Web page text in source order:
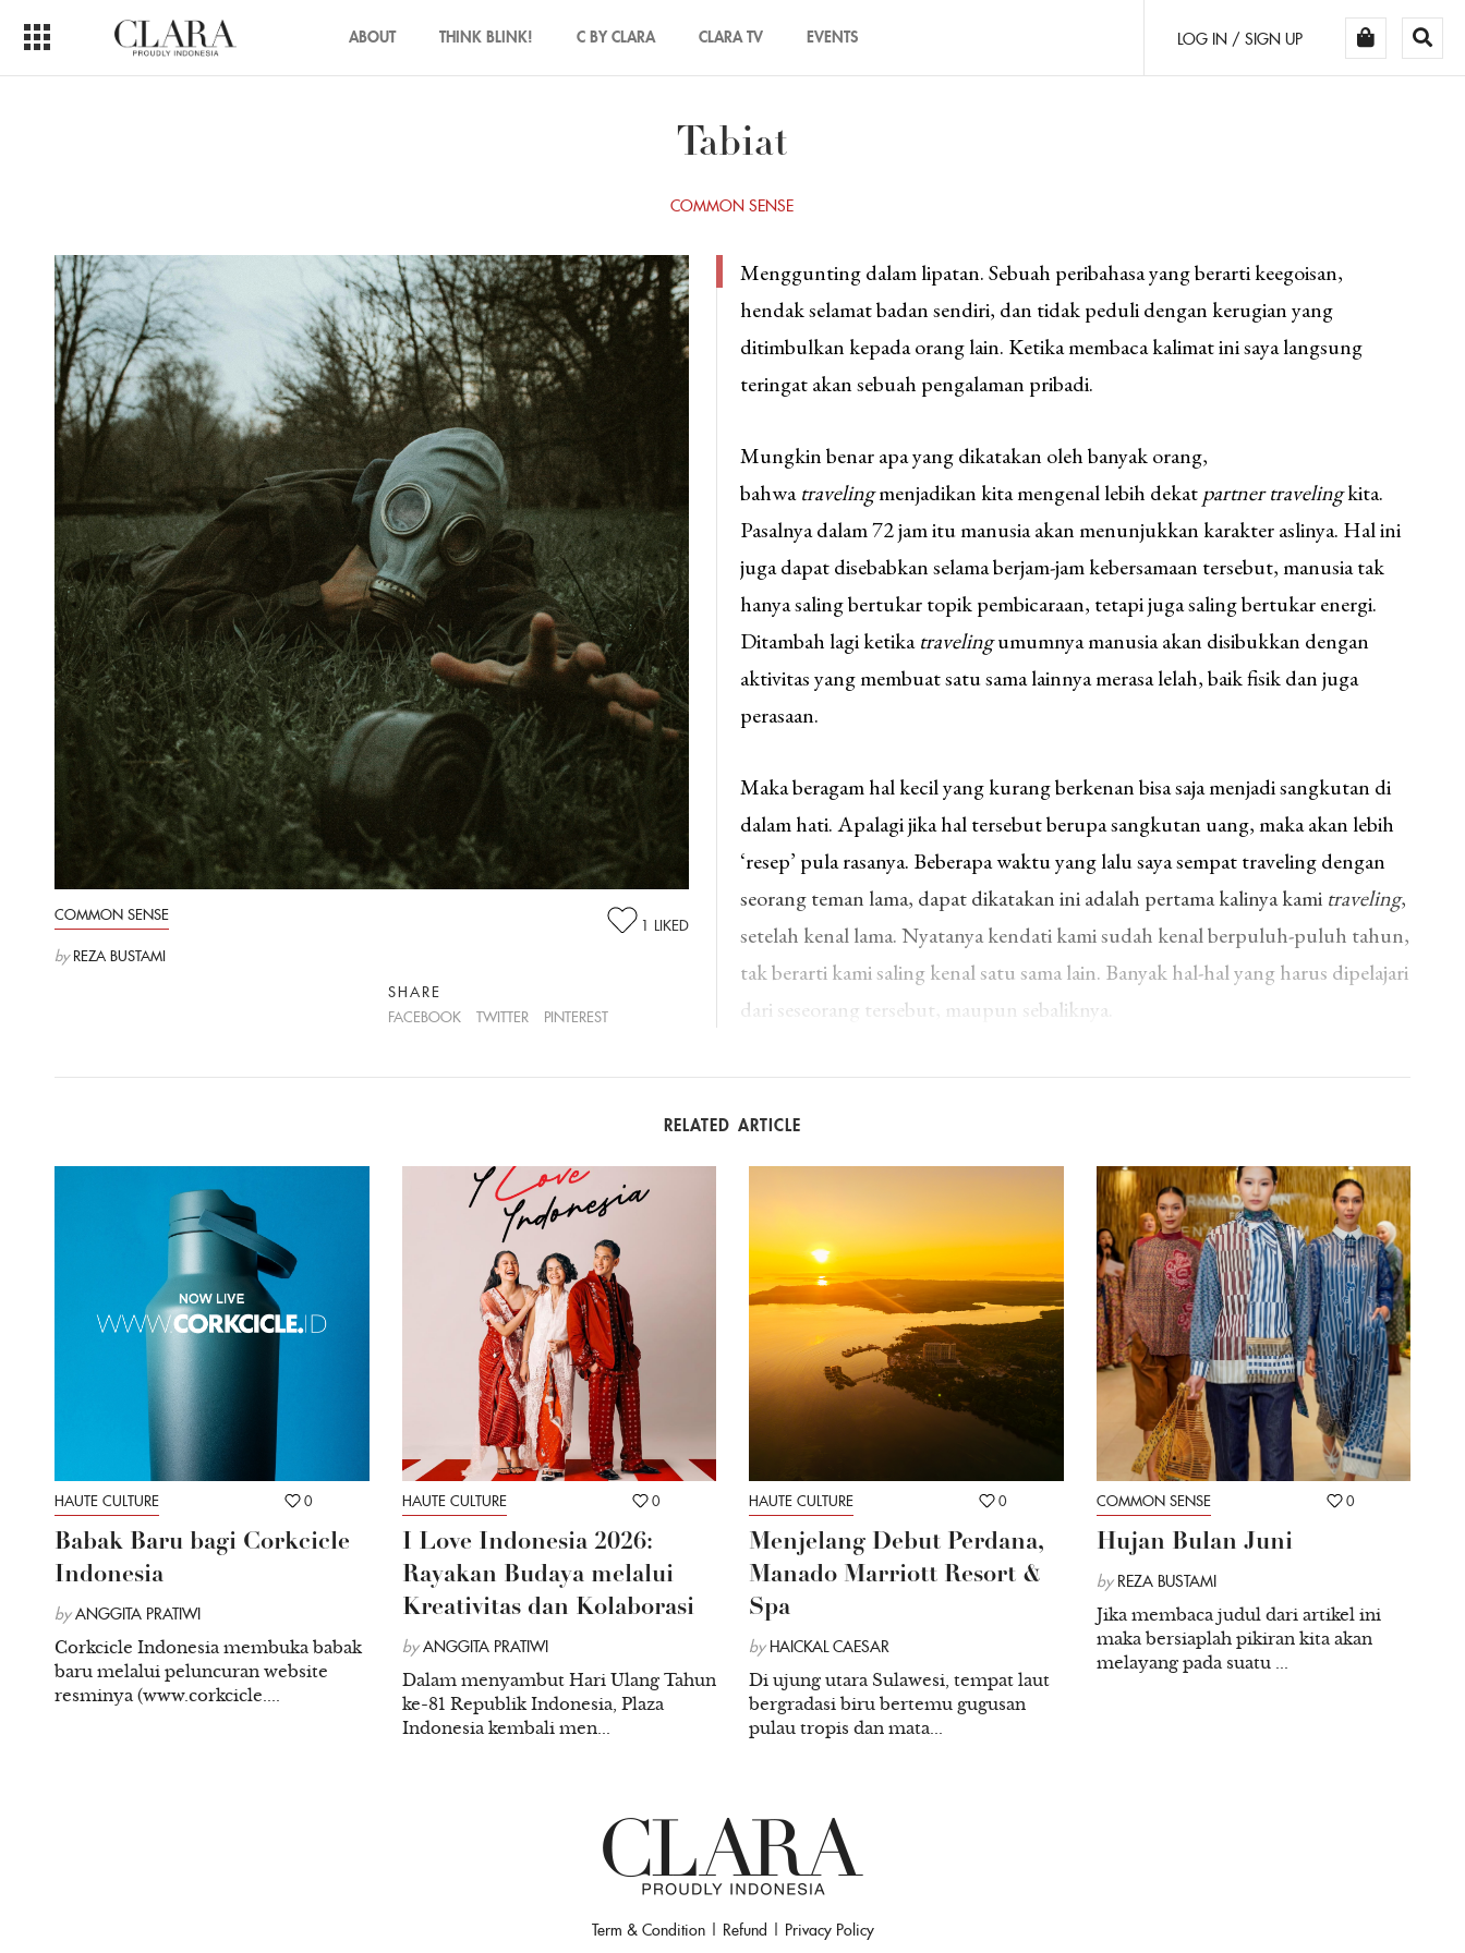
ABOUT THINK BLINK! C BY CLARA CLARA TV EVENTS LOG IN / SIGN UP
Tabiat
COMMON SENSE
COMMON SENSE
1 LIKED
by REZA BUSTAMI
SHARE
FACEBOOK
TWITTER PINTEREST
Menggunting dalam lipatan. Sebuah peribahasa yang berarti keegoisan,
hendak selamat badan sendiri, dan tidak peduli dengan kerugian yang
ditimbulkan kepada orang lain. Ketika membaca kalimat ini saya langsung
teringat akan sebuah pengalaman pribadi.
Mungkin benar apa yang dikatakan oleh banyak orang,
bahwatravelingmenjadikan kita mengenal lebih dekatpartner travelingkita.
Pasalnya dalam 72 jam itu manusia akan menunjukkan karakter aslinya. Hal ini
juga dapat disebabkan selama berjam-jam kebersamaan tersebut, manusia tak
hanya saling bertukar topik pembicaraan, tetapi juga saling bertukar energi.
Ditambah lagi ketikatravelingumumnya manusia akan disibukkan dengan
aktivitas yang membuat satu sama lainnya merasa lelah, baik fisik dan juga
perasaan.
Maka beragam hal kecil yang kurang berkenan bisa saja menjadi sangkutan di
dalam hati. Apalagi jika hal tersebut berupa sangkutan uang, maka akan lebih
‘resep’ pula rasanya. Beberapa waktu yang lalu saya sempat traveling dengan
seorang teman lama, dapat dikatakan ini adalah pertama kalinya kami traveling,
setelah kenal lama. Nyatanya kendati kami sudah kenal berpuluh-puluh tahun,
tak berarti kami saling kenal satu sama lain. Banyak hal-hal yang harus dipelajari
dari seseorang tersebut, maupun sebaliknya.
Kendati kami selalu dalam suasana penuh keceriaan, namun rupanya tetap ada
tabiat yang kurang berkenan. Salah satunya adalah sikap egois yang merugikan
ia tidak membalas sepatah kata pun.
Tentu hal ini menjadi pergunjingan banyak orang. Bagaimana tidak?
Keegoisannya tersebut tentu merugikan orang lain. Seperti yang diketahui,
pasti orang yang meminjamkan uang tersebut, pasti memiliki banyak
kebutuhan lain yang harus dipenuhi. Intinya sekecil apapun nominalnya pasti
berarti.
Mungkin buat orang yang melakukan kelakuan buruk ini, sudah menjadi hal
yang lumrah. Dan tidak ada perasaan bersalah. Tetapi untuk orang yang
dirugikan, selain rugi secara finansial juga rugi energi. Pasalnya perasaan kesal
akan emosi juga membutuhkan energi untuk diluapkan.
Photo by Freddie Addery - Pexels.com
RELATED ARTICLE
HAUTE CULTURE 0
Babak Baru bagi Corkcicle
Indonesia
by ANGGITA PRATIWI
Corkcicle Indonesia membuka babak
baru melalui peluncuran website
resminya (www.corkcicle....
HAUTE CULTURE 0
I Love Indonesia 2026:
Rayakan Budaya melalui
Kreativitas dan Kolaborasi
by ANGGITA PRATIWI
Dalam menyambut Hari Ulang Tahun
ke-81 Republik Indonesia, Plaza
Indonesia kembali men...
HAUTE CULTURE 0
Menjelang Debut Perdana,
Manado Marriott Resort &
Spa
by HAICKAL CAESAR
Di ujung utara Sulawesi, tempat laut
bergradasi biru bertemu gugusan
pulau tropis dan mata...
COMMON SENSE 0
Hujan Bulan Juni
by REZA BUSTAMI
Jika membaca judul dari artikel ini
maka bersiaplah pikiran kita akan
melayang pada suatu ...
Term & Condition| Refund
Privacy Policy